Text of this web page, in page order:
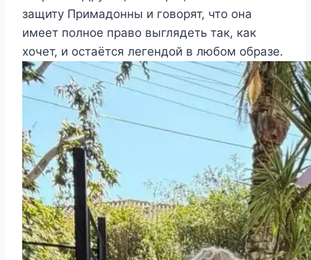
защиту Примадонны и говорят, что она
имеет полное право выглядеть так, как
хочет, и остаётся легендой в любом образе.